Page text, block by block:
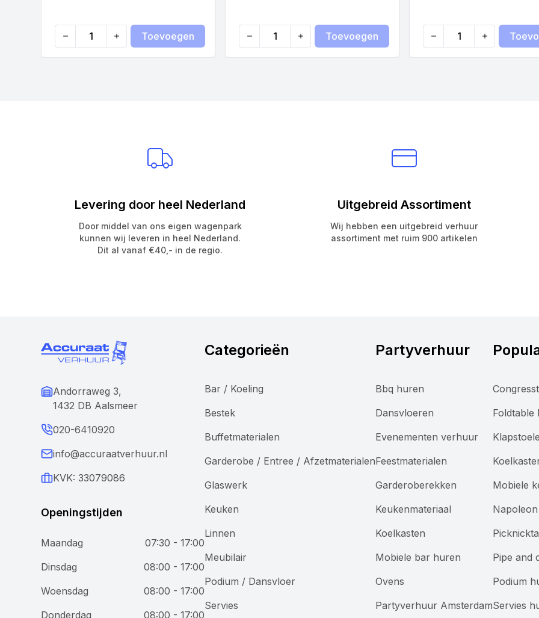
Quantity
Toevoegen
Quantity
Toevoegen
Quantity
Levering door heel Nederland
Door middel van ons eigen wagenpark
kunnen wij leveren in heel Nederland.
Dit al vanaf €40,- in de regio.
Uitgebreid Assortiment
Wij hebben een uitgebreid verhuur
assortiment met ruim 900 artikelen
Andorraweg 3,
1432 DB Aalsmeer
020-6410920
info@accuraatverhuur.nl
KVK: 33079086
Openingstijden
Maandag
07:30 - 17:00
Dinsdag
08:00 - 17:00
Woensdag
08:00 - 17:00
Donderdag
08:00 - 17:00
Categorieën
Bar / Koeling
Bestek
Buffetmaterialen
Garderobe / Entree / Afzetmaterialen
Glaswerk
Keuken
Linnen
Meubilair
Podium / Dansvloer
Servies
Partyverhuur
Bbq huren
Dansvloeren
Evenementen verhuur
Feestmaterialen
Garderoberekken
Keukenmateriaal
Koelkasten
Mobiele bar huren
Ovens
Partyverhuur Amsterdam
Foldtable
Mobiele
Pipe and
Podium
Servies
Wij gebruiken cookies
Bij Accuraat Verhuur maken we gebruik van cookies en
vergelijkbare technologieën voor verschillende